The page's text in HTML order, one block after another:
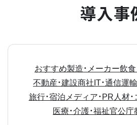
導入事
おすすめ製造・メーカー飲食
不動産・建設商社IT・通信運
旅行・宿泊 メディア・PR人材
医療・介護・福祉官公庁